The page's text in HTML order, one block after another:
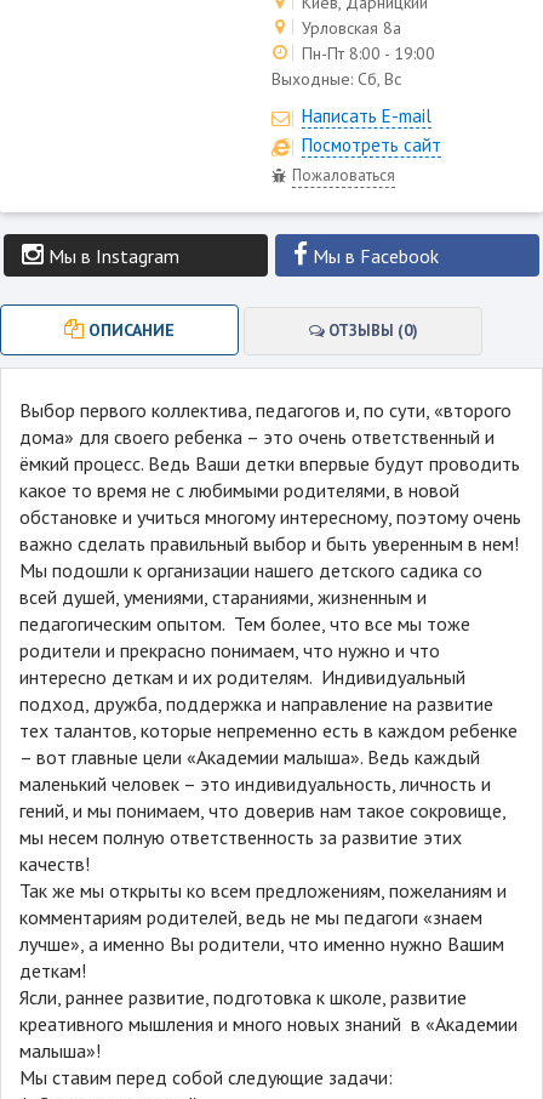
Урловская 8а
Пн-Пт 8:00 - 19:00
Выходные:Сб, Вс
Написать E-mail
Посмотреть сайт
Пожаловаться
Мы в Instagram Мы в Facebook
ОПИСАНИЕ ОТЗЫВЫ (0)
Выбор первого коллектива, педагогов и, по сути, «второго
дома» для своего ребенка – это очень ответственный и
ёмкий процесс. Ведь Ваши детки впервые будут проводить
какое то время не с любимыми родителями, в новой
обстановке и учиться многому интересному, поэтому очень
важно сделать правильный выбор и быть уверенным в нем!
Мы подошли к организации нашего детского садика со
всей душей, умениями, стараниями, жизненным и
педагогическим опытом. Тем более, что все мы тоже
родители и прекрасно понимаем, что нужно и что
интересно деткам и их родителям. Индивидуальный
подход, дружба, поддержка и направление на развитие
тех талантов, которые непременно есть в каждом ребенке
– вот главные цели «Академии малыша». Ведь каждый
маленький человек – это индивидуальность, личность и
гений, и мы понимаем, что доверив нам такое сокровище,
мы несем полную ответственность за развитие этих
качеств!
Так же мы открыты ко всем предложениям, пожеланиям и
комментариям родителей, ведь не мы педагоги «знаем
лучше», а именно Вы родители, что именно нужно Вашим
деткам!
Ясли, раннее развитие, подготовка к школе, развитие
креативного мышления и много новых знаний в «Академии
малыша»!
Мы ставим перед собой следующие задачи: